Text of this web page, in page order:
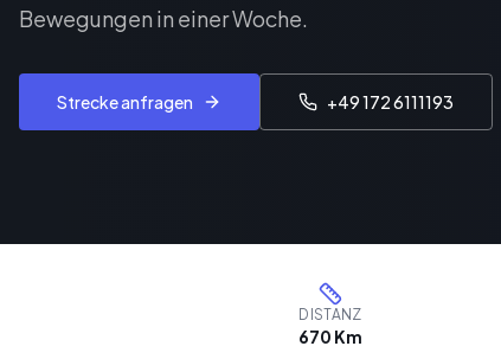
Bewegungen in einer Woche.
Strecke anfragen +49 172 6111193
DISTANZ
670 Km